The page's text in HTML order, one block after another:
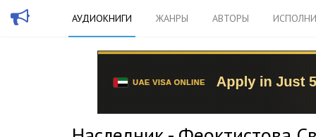
АУДИОКНИГИ ЖАНРЫ АВТОРЫ